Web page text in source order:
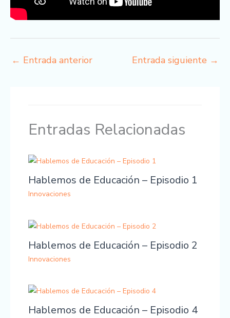
← Entrada anterior Entrada siguiente →
Entradas Relacionadas
Hablemos de Educación – Episodio 1
Innovaciones
Hablemos de Educación – Episodio 2
Innovaciones
Hablemos de Educación – Episodio 4